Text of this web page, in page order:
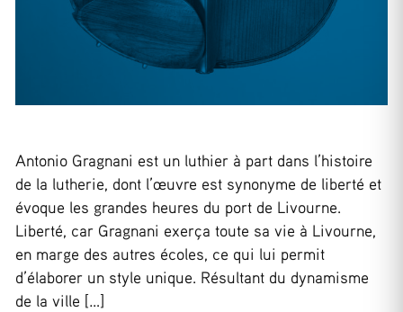
Antonio Gragnani est un luthier à part dans l’histoire
de la lutherie, dont l’œuvre est synonyme de liberté et
évoque les grandes heures du port de Livourne.
Liberté, car Gragnani exerça toute sa vie à Livourne,
en marge des autres écoles, ce qui lui permit
d’élaborer un style unique. Résultant du dynamisme
de la ville […]